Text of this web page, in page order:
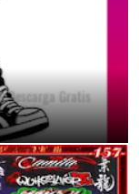
Descarga Gratis